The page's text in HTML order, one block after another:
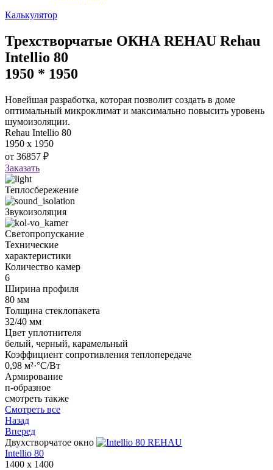
Калькулятор
Трехстворчатые ОКНА REHAU Rehau
Intellio 80
1950 * 1950
Новейшая разработка, которая позволит создать в доме
оптимальный микроклимат и максимально повысить уровень
шумоизоляции.
Rehau Intellio 80
1950 х 1950
от 36857 ₽
Заказать
Теплосбережение
Звукоизоляция
Светопропускание
Технические
характеристики
Количество камер
6
Ширина профиля
80 мм
Толщина стеклопакета
32/40 мм
Цвет уплотнителя
белый, черный, карамельный
Коэффициент сопротивления теплопередаче
0,98 м²·°С/Вт
Армирование
п-образное
смотреть также
Смотреть все
Назад
Вперед
Двухстворчатое окно
REHAU
Intellio 80
1400 х 1400